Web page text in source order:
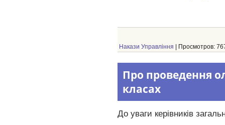
Накази Управління | Просмотров:
Про проведення
класах
До уваги керівників